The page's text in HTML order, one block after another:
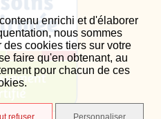
enrichi et d'élaborer
nous sommes
cookies tiers sur votre
faire qu'en obtenant, au
pour chacun de ces
refuser Personnaliser